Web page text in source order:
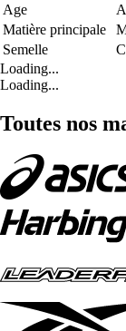
Age
Matière principale
Semelle
Loading...
Loading...
Toutes nos